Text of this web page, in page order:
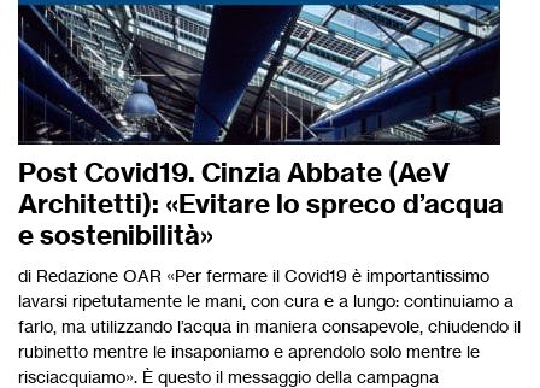
Post Covid19. Cinzia Abbate (AeV
Architetti): «Evitare lo spreco d’acqua
e sostenibilità»
di Redazione OAR «Per fermare il Covid19 è importantissimo
lavarsi ripetutamente le mani, con cura e a lungo: continuiamo a
farlo, ma utilizzando l’acqua in maniera consapevole, chiudendo il
rubinetto mentre le insaponiamo e aprendolo solo mentre le
risciacquiamo». È questo il messaggio della campagna